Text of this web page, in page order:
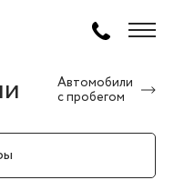
Автомобили
с пробегом